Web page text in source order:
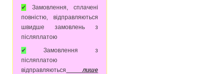
✔ Замовлення, сплачені
повністю, відправляються
швидше замовлень з
післяплатою
✔ Замовлення з
післяплатою
відправляються
лише